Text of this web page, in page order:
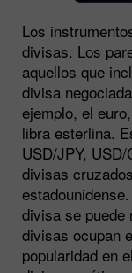
Los
divisas. Los
aquellos que
divisa
ejemplo, el
libra esterlina.
USD/JPY,
divisas
divisa se puede
divisas ocupan
popularidad en